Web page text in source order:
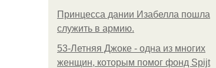
Принцесса дании Изабелла пошла
служить в армию.
53-Летняя Джоке - одна из многих
женщин, которым помог фонд Spijt